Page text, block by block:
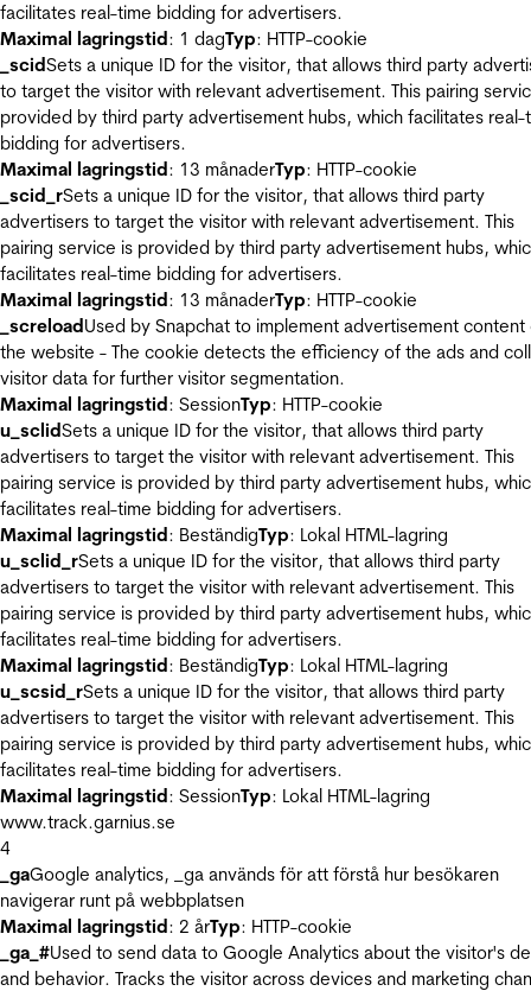
facilitates real-time bidding for advertisers.
Maximal lagringstid: 1 dagTyp: HTTP-cookie
_scidSets a unique ID for the visitor, that allows third party
to target the visitor with relevant advertisement. This pairing
provided by third party advertisement hubs, which facilitates real-
bidding for advertisers.
Maximal lagringstid: 13 månaderTyp: HTTP-cookie
_scid_rSets a unique ID for the visitor, that allows third party
advertisers to target the visitor with relevant advertisement. This
pairing service is provided by third party advertisement hubs,
facilitates real-time bidding for advertisers.
Maximal lagringstid: 13 månaderTyp: HTTP-cookie
_screloadUsed by Snapchat to implement advertisement content
the website - The cookie detects the efficiency of the ads and
visitor data for further visitor segmentation.
Maximal lagringstid: SessionTyp: HTTP-cookie
u_sclidSets a unique ID for the visitor, that allows third party
advertisers to target the visitor with relevant advertisement. This
pairing service is provided by third party advertisement hubs,
facilitates real-time bidding for advertisers.
Maximal lagringstid: BeständigTyp: Lokal HTML-lagring
u_sclid_rSets a unique ID for the visitor, that allows third party
advertisers to target the visitor with relevant advertisement. This
pairing service is provided by third party advertisement hubs,
facilitates real-time bidding for advertisers.
Maximal lagringstid: BeständigTyp: Lokal HTML-lagring
u_scsid_rSets a unique ID for the visitor, that allows third party
advertisers to target the visitor with relevant advertisement. This
pairing service is provided by third party advertisement hubs,
facilitates real-time bidding for advertisers.
Maximal lagringstid: SessionTyp: Lokal HTML-lagring
www.track.garnius.se
4
_gaGoogle analytics, _ga används för att förstå hur besökaren
navigerar runt på webbplatsen
Maximal lagringstid: 2 årTyp: HTTP-cookie
_ga_#Used to send data to Google Analytics about the visitor's
and behavior. Tracks the visitor across devices and marketing